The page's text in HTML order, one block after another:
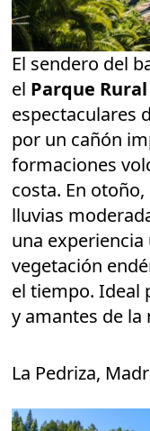
El sendero del
el Parque
espectaculares
por un cañón
formaciones
costa. En
lluvias
una experiencia
vegetación
el tiempo. Ideal
y amantes de la
La Pedriza,